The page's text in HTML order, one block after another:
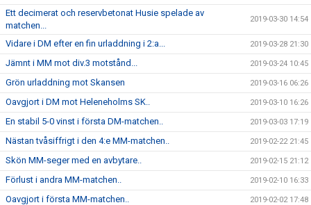
Ett decimerat och reservbetonat Husie spelade av
matchen...
2019-03-30 14:54
Vidare i DM efter en fin urladdning i 2:a... 2019-03-28 21:30
Jämnt i MM mot div.3 motstånd... 2019-03-24 10:45
Grön urladdning mot Skansen 2019-03-16 06:26
Oavgjort i DM mot Heleneholms SK.. 2019-03-10 16:26
En stabil 5-0 vinst i första DM-matchen.. 2019-03-03 17:19
Nästan tvåsiffrigt i den 4:e MM-matchen.. 2019-02-22 21:45
Skön MM-seger med en avbytare.. 2019-02-15 21:12
Förlust i andra MM-matchen.. 2019-02-10 16:33
Oavgjort i första MM-matchen.. 2019-02-02 17:48